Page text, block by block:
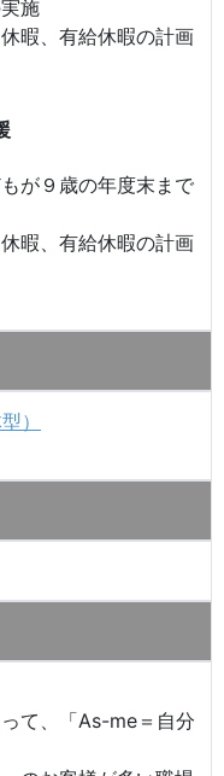
施
暇、有給休暇の計画
が９歳の年度末まで
暇、有給休暇の計画
）
て、「As-me＝自分